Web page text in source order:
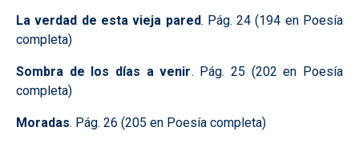
La verdad de esta vieja pared. Pág. 24 (194 en Poesía
completa)
Sombra de los días a venir. Pág. 25 (202 en Poesía
completa)
Moradas. Pág. 26 (205 en Poesía completa)